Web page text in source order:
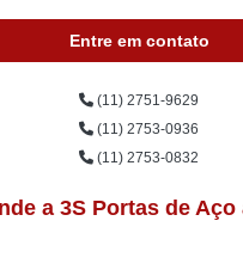
Entre em contato
(11) 2751-9629
(11) 2753-0936
(11) 2753-0832
a 3S Portas de Aço